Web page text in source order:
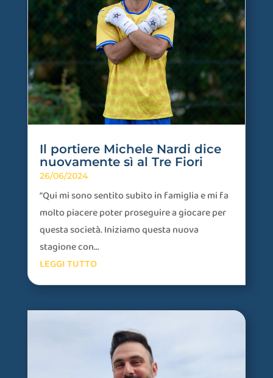
Il portiere Michele Nardi dice
nuovamente sì al Tre Fiori
26/06/2024
“Qui mi sono sentito subito in famiglia e mi fa
molto piacere poter proseguire a giocare per
questa società. Iniziamo questa nuova
stagione con...
LEGGI TUTTO